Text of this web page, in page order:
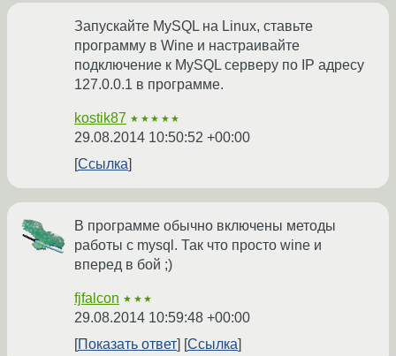
Запускайте MySQL на Linux, ставьте
программу в Wine и настраивайте
подключение к MySQL серверу по IP адресу
127.0.0.1 в программе.
kostik87 ★★★★★
29.08.2014 10:50:52 +00:00
Ссылка
В программе обычно включены методы
работы с mysql. Так что просто wine и
вперед в бой ;)
fjfalcon ★★★
29.08.2014 10:59:48 +00:00
Показать ответ
Ссылка